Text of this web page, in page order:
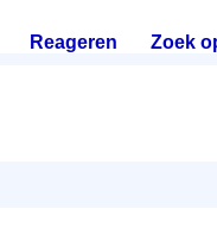
Reageren Zoek